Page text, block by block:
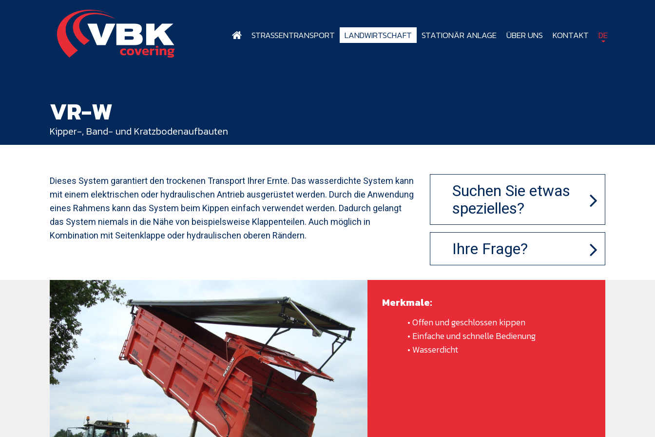
STRASSENTRANSPORT LANDWIRTSCHAFT STATIONÄR ANLAGE ÜBER UNS KONTAKT DE
VR-W
Kipper-, Band- und Kratzbodenaufbauten
Dieses System garantiert den trockenen Transport Ihrer Ernte. Das wasserdichte System kann
mit einem elektrischen oder hydraulischen Antrieb ausgerüstet werden. Durch die Anwendung
eines Rahmens kann das System beim Kippen einfach verwendet werden. Dadurch gelangt
das System niemals in die Nähe von beispielsweise Klappenteilen. Auch möglich in
Kombination mit Seitenklappe oder hydraulischen oberen Rändern.
Suchen Sie etwas
spezielles?
Ihre Frage?
Merkmale:
• Offen und geschlossen kippen
• Einfache und schnelle Bedienung
• Wasserdicht